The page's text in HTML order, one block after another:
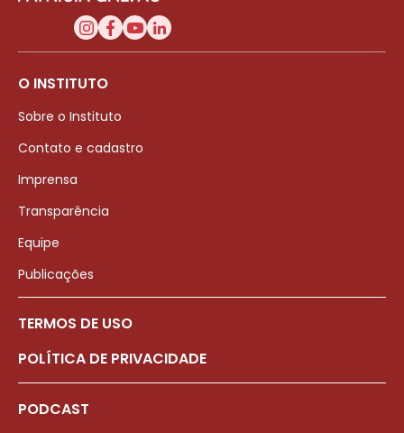
O INSTITUTO
Sobre o Instituto
Contato e cadastro
Imprensa
Transparência
Equipe
Publicações
TERMOS DE USO
POLÍTICA DE PRIVACIDADE
PODCAST